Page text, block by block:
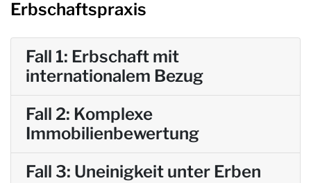
Erbschaftspraxis
Fall 1: Erbschaft mit
internationalem Bezug
Fall 2: Komplexe
Immobilienbewertung
Fall 3: Uneinigkeit unter Erben